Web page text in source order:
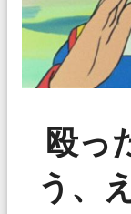
殴っ
う、